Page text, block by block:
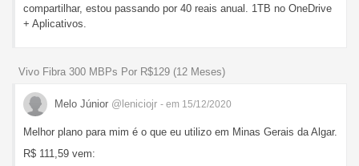
compartilhar, estou passando por 40 reais anual. 1TB no OneDrive
+ Aplicativos.
Vivo Fibra 300 MBPs Por R$129 (12 Meses)
Melo Júnior @leniciojr - em 15/12/2020
Melhor plano para mim é o que eu utilizo em Minas Gerais da Algar.
R$ 111,59 vem: